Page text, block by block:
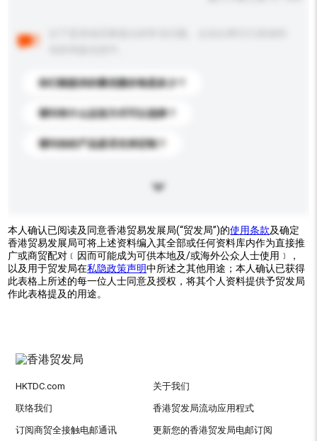
你们能提供的最优惠价格是多少？
请问有什么运送方式可以选择？
请问你的产品是否支持定制？
本人确认已阅读及同意香港贸易发展局(“贸发局”)的使用条款及确定
香港贸易发展局可将上述资料编入其全部或任何资料库内作为直接推
广或商贸配对﹝因而可能成为可供本地及/或海外公众人士使用﹞，
以及用于贸发局在私隐政策声明中所述之其他用途；本人确认已获得
此表格上所述的每一位人士同意及授权，将其个人资料提供予贸发局
作此表格提及的用途。
HKTDC.com 关于我们
联络我们 香港贸发局流动应用程式
订阅商贸全接触电邮通讯 更新您的香港贸发局电邮订阅